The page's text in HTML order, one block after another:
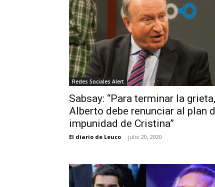
Redes Sociales Alert
Sabsay: “Para terminar la grieta,
Alberto debe renunciar al plan
impunidad de Cristina”
El diario de Leuco - julio 20, 2020